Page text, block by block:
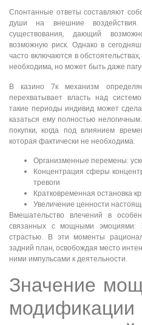
Спонтанные ответы составляют
души на внешние
существования, дающий
возможную риск. Однако в
часто включаются в
необходима, но может быть даже
В казино 7к механизм
перехватывает власть над
такие периоды индивид может
казаться ему полностью
покупки, когда под влиянием
которая фактически не необходима.
Организменные перемены:
Концентрация сферы
тревоги
Кратковременная остановка
Увеличение ценности
Вмешательство влечений в
связанных с мощными эмоциями:
страстью. В эти моменты
задний план, освобождая место
ними импульсами к деятельности.
Значение
модификации